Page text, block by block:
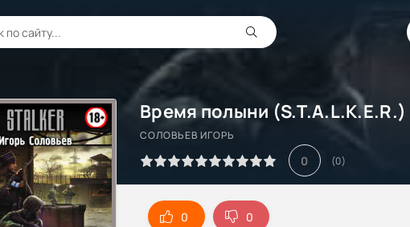
СОЛОВЬЕВ ИГОРЬ
0 (0)
0
0